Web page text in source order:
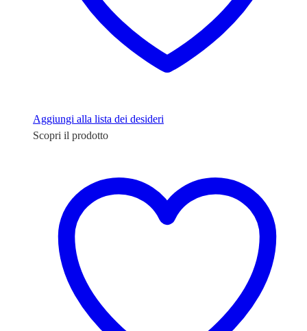
Aggiungi alla lista dei desideri
Scopri il prodotto